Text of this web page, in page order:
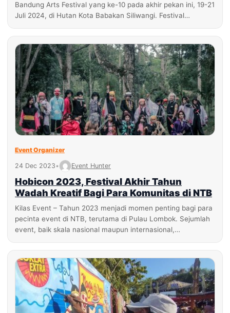
Bandung Arts Festival yang ke-10 pada akhir pekan ini, 19-21
Juli 2024, di Hutan Kota Babakan Siliwangi. Festival…
Event Organizer
24 Dec 2023• Event Hunter
Hobicon 2023, Festival Akhir Tahun
Wadah Kreatif Bagi Para Komunitas di NTB
Kilas Event – Tahun 2023 menjadi momen penting bagi para
pecinta event di NTB, terutama di Pulau Lombok. Sejumlah
event, baik skala nasional maupun internasional,…